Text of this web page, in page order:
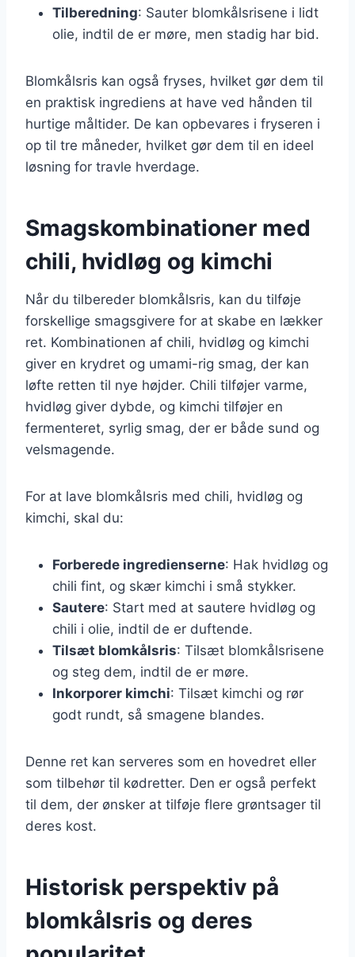
Tilberedning: Sauter blomkålsrisene i lidt
olie, indtil de er møre, men stadig har bid.
Blomkålsris kan også fryses, hvilket gør dem til
en praktisk ingrediens at have ved hånden til
hurtige måltider. De kan opbevares i fryseren i
op til tre måneder, hvilket gør dem til en ideel
løsning for travle hverdage.
Smagskombinationer med
chili, hvidløg og kimchi
Når du tilbereder blomkålsris, kan du tilføje
forskellige smagsgivere for at skabe en lækker
ret. Kombinationen af chili, hvidløg og kimchi
giver en krydret og umami-rig smag, der kan
løfte retten til nye højder. Chili tilføjer varme,
hvidløg giver dybde, og kimchi tilføjer en
fermenteret, syrlig smag, der er både sund og
velsmagende.
For at lave blomkålsris med chili, hvidløg og
kimchi, skal du:
Forberede ingredienserne: Hak hvidløg og
chili fint, og skær kimchi i små stykker.
Sautere: Start med at sautere hvidløg og
chili i olie, indtil de er duftende.
Tilsæt blomkålsris: Tilsæt blomkålsrisene
og steg dem, indtil de er møre.
Inkorporer kimchi: Tilsæt kimchi og rør
godt rundt, så smagene blandes.
Denne ret kan serveres som en hovedret eller
som tilbehør til kødretter. Den er også perfekt
til dem, der ønsker at tilføje flere grøntsager til
deres kost.
Historisk perspektiv på
blomkålsris og deres